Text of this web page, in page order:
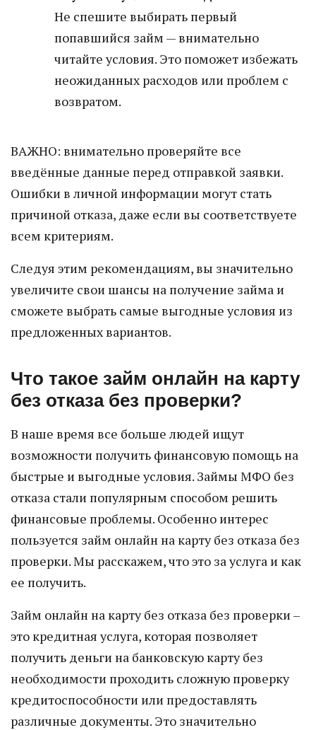
Не спешите выбирать первый
попавшийся займ — внимательно
читайте условия. Это поможет избежать
неожиданных расходов или проблем с
возвратом.
ВАЖНО: внимательно проверяйте все
введённые данные перед отправкой заявки.
Ошибки в личной информации могут стать
причиной отказа, даже если вы соответствуете
всем критериям.
Следуя этим рекомендациям, вы значительно
увеличите свои шансы на получение займа и
сможете выбрать самые выгодные условия из
предложенных вариантов.
Что такое займ онлайн на карту
без отказа без проверки?
В наше время все больше людей ищут
возможности получить финансовую помощь на
быстрые и выгодные условия. Займы МФО без
отказа стали популярным способом решить
финансовые проблемы. Особенно интерес
пользуется займ онлайн на карту без отказа без
проверки. Мы расскажем, что это за услуга и как
ее получить.
Займ онлайн на карту без отказа без проверки –
это кредитная услуга, которая позволяет
получить деньги на банковскую карту без
необходимости проходить сложную проверку
кредитоспособности или предоставлять
различные документы. Это значительно